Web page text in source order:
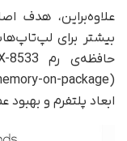
ابعاد پلتفرم و